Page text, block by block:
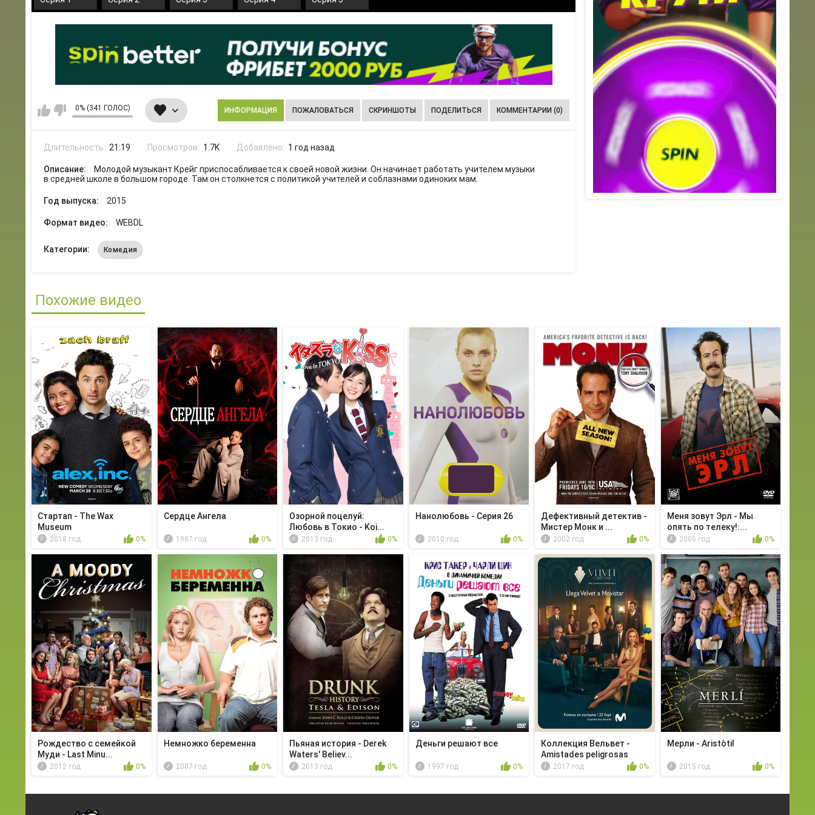
0% (341 ГОЛОС) ИНФОРМАЦИЯ ПОЖАЛОВАТЬСЯ СКРИНШОТЫ ПОДЕЛИТЬСЯ КОММЕНТАРИИ (0)
Длительность: 21:19 Просмотров: 1.7K Добавлено: 1 год назад
Описание:
Молодой музыкант Крейг приспосабливается к своей новой жизни. Он начинает работать учителем музыки
в средней школе в большом городе. Там он столкнется с политикой учителей и соблазнами одиноких мам.
Год выпуска: 2015
Формат видео: WEBDL
Категории: Комедия
Похожие видео
Стартап - The Wax
Museum
2018 год 0%
Сердце Ангела
1987 год 0%
Озорной поцелуй:
Любовь в Токио - Koi...
2013 год 0%
Нанолюбовь - Серия 26
2010 год 0%
Дефективный детектив -
Мистер Монк и ...
2002 год 0%
Меня зовут Эрл - Мы
опять по телеку!:...
2005 год 0%
Рождество с семейкой
Муди - Last Minu...
2012 год 0%
Немножко беременна
2007 год 0%
Пьяная история - Derek
Waters' Believ...
2013 год 0%
Деньги решают все
1997 год 0%
Коллекция Вельвет -
Amistades peligrosas
2017 год 0%
Мерли - Aristòtil
2015 год 0%